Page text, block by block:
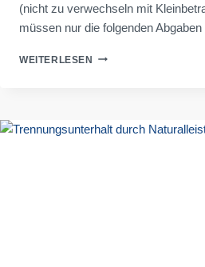
(nicht zu verwechseln mit
müssen nur die folgenden Abgaben
WEITERLESEN
NEUES